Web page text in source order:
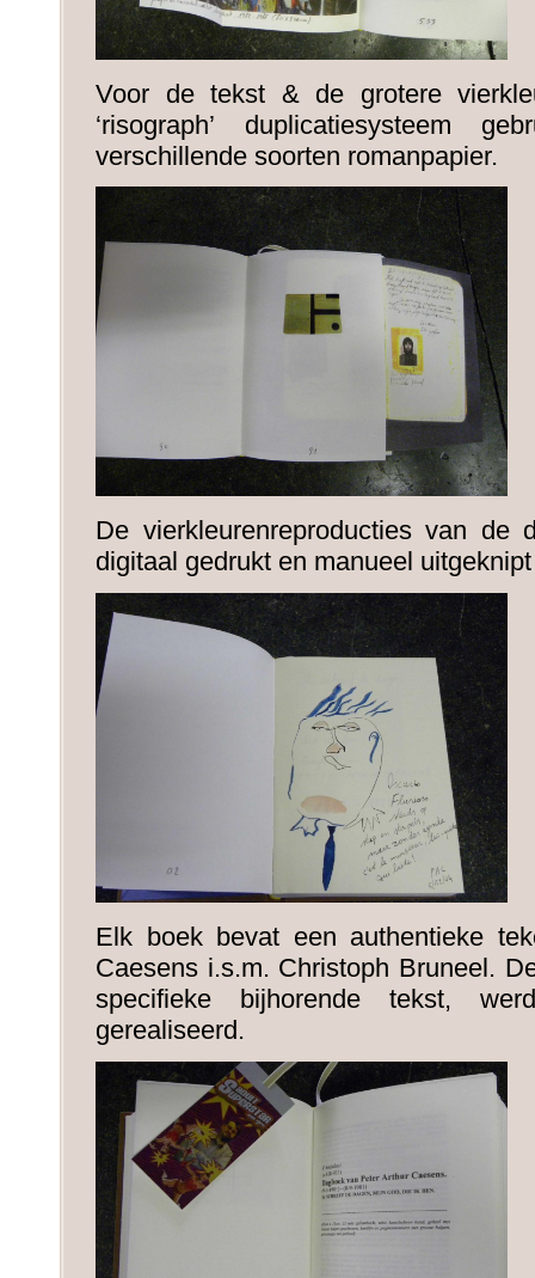
Voor de tekst & de grotere
‘risograph’ duplicatiesysteem
verschillende soorten romanpapier.
De vierkleurenreproducties van de
digitaal gedrukt en manueel
Elk boek bevat een authentieke
Caesens i.s.m. Christoph Bruneel.
specifieke bijhorende tekst,
gerealiseerd.